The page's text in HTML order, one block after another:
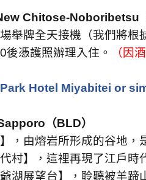
Chitose-Noboribetsu
舉牌全天接機（我們將
後憑護照辦理入住。 （因
Park Hotel Miyabitei or
（BLD）
，由熔岩所形成的谷地
村】，這裡再現了江戶
湖展望台】，聆聽被羊